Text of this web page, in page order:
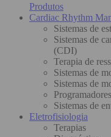
Produtos
Cardiac Rhythm
Sistemas de
Sistemas de
(CDI)
Terapia de
Sistemas de
Sistemas de
Sistemas de
Eletrofisiologia
Terapias